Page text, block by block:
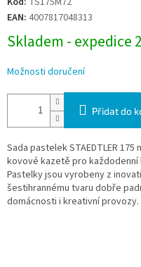
cena:
EAN: 4007817048313
Skladem - expedice
Možnosti doručení
Přidat do
Sada pastelek STAEDTLER
kovové kazetě pro
Pastelky jsou vyrobeny z
šestihrannému tvaru dobře
domácnosti i kreativní provozy.